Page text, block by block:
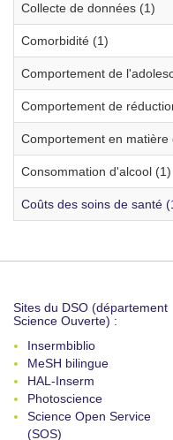
Collecte de données (1)
Comorbidité (1)
Comportement de
Comportement de
Comportement en matière
Consommation d'alcool (1)
Coûts des soins de santé
Sites du DSO (département
Science Ouverte) :
Insermbiblio
MeSH bilingue
HAL-Inserm
Photoscience
Science Open Service
(SOS)